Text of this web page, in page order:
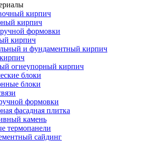
кирпич
кирпич
формовки
кирпич
и фундаментный кирпич
огнеупорный кирпич
блоки
блоки
формовки
фасадная плитка
камень
термопанели
сайдинг